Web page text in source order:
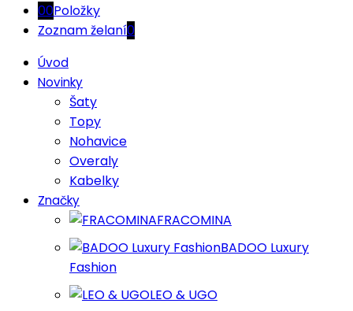
00Položky
Zoznam želaní0
Úvod
Novinky
Šaty
Topy
Nohavice
Overaly
Kabelky
Značky
FRACOMINA
BADOO Luxury
Fashion
LEO & UGO